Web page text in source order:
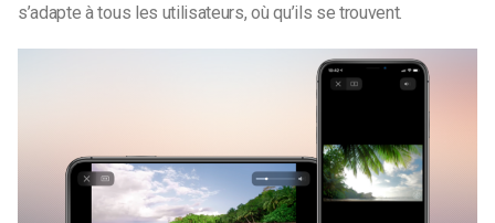
s’adapte à tous les utilisateurs, où qu’ils se trouvent.